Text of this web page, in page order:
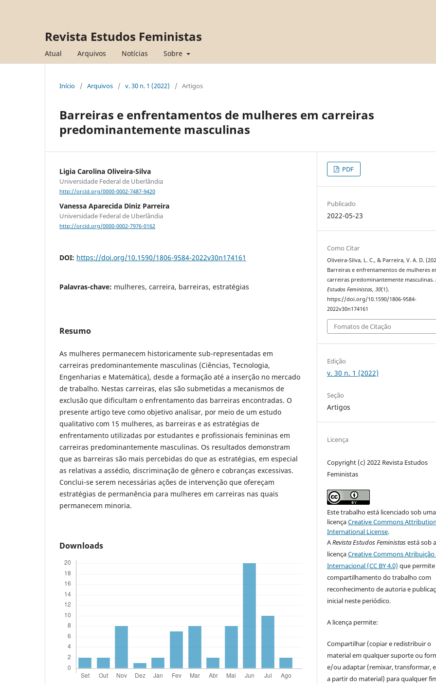
Revista Estudos Feministas
Atual Arquivos Notícias Sobre
Início / Arquivos / v. 30 n. 1 (2022) / Artigos
Barreiras e enfrentamentos de mulheres em carreiras
predominantemente masculinas
Ligia Carolina Oliveira-Silva
Universidade Federal de Uberlândia
http://orcid.org/0000-0002-7487-9420
Vanessa Aparecida Diniz Parreira
Universidade Federal de Uberlândia
http://orcid.org/0000-0002-7976-0162
DOI: https://doi.org/10.1590/1806-9584-2022v30n174161
Palavras-chave: mulheres, carreira, barreiras, estratégias
Resumo
As mulheres permanecem historicamente sub-representadas em
carreiras predominantemente masculinas (Ciências, Tecnologia,
Engenharias e Matemática), desde a formação até a inserção no mercado
de trabalho. Nestas carreiras, elas são submetidas a mecanismos de
exclusão que dificultam o enfrentamento das barreiras encontradas. O
presente artigo teve como objetivo analisar, por meio de um estudo
qualitativo com 15 mulheres, as barreiras e as estratégias de
enfrentamento utilizadas por estudantes e profissionais femininas em
carreiras predominantemente masculinas. Os resultados demonstram
que as barreiras são mais percebidas do que as estratégias, em especial
as relativas a assédio, discriminação de gênero e cobranças excessivas.
Conclui-se serem necessárias ações de intervenção que ofereçam
estratégias de permanência para mulheres em carreiras nas quais
permanecem minoria.
Downloads
PDF
Publicado
2022-05-23
Como Citar
Oliveira-Silva, L. C., & Parreira, V. A. D.
Barreiras e enfrentamentos de mulheres
carreiras predominantemente masculinas.
Estudos Feministas,30(1).
https://doi.org/10.1590/1806-9584-
2022v30n174161
Fomatos de Citação
Edição
v. 30 n. 1 (2022)
Seção
Artigos
Licença
Copyright (c) 2022 Revista Estudos
Feministas
Este trabalho está licenciado sob uma
licençaCreative Commons
International License.
ARevista Estudos Feministasestá sob a
licençaCreative Commons Atribuição
Internacional (CC BY 4.0) que
compartilhamento do trabalho com
reconhecimento de autoria e
inicial neste periódico.
A licença permite:
Compartilhar (copiar e redistribuir o
material em qualquer suporte ou
e/ou adaptar (remixar, transformar,
a partir do material) para qualquer